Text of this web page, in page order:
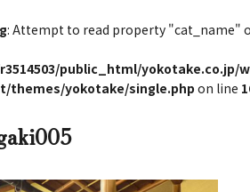
: Attempt to read property "cat_name"
public_html/yokotake.co.jp/
themes/yokotake/single.php on line